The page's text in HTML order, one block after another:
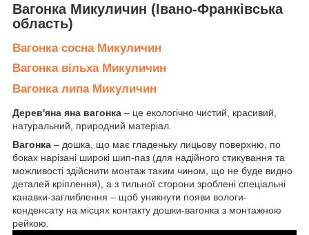
Вагонка Микуличин (Івано-Франківська
область)
Вагонка сосна Микуличин
Вагонка вільха Микуличин
Вагонка липа Микуличин
Дерев'яна яна вагонка – це екологічно чистий, красивий,
натуральний, природний матеріал.
Вагонка – дошка, що має гладеньку лицьову поверхню, по
боках нарізані широкі шип-паз (для надійного стикування та
можливості здійснити монтаж таким чином, що не буде видно
деталей кріплення), а з тильної сторони зроблені спеціальні
канавки-заглиблення – щоб уникнути появи вологи-
конденсату на місцях контакту дошки-вагонка з монтажною
рейкою.